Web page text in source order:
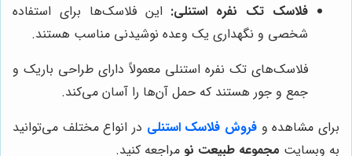
فلاسک تک نفره استنلی: این فلاسک‌ها برای استفاده
شخصی و نگهداری یک وعده نوشیدنی مناسب هستند.
فلاسک‌های تک نفره استنلی معمولاً دارای طراحی باریک و
جمع و جور هستند که حمل آن‌ها را آسان می‌کند.
برای مشاهده و فروش فلاسک استنلی در انواع مختلف می‌توانید
به وبسایت مجموعه طبیعت نو مراجعه کنید.